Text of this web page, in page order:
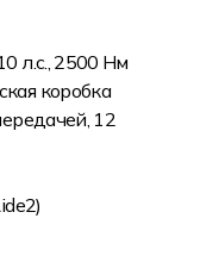
л.с., 2500 Нм
коробка
12